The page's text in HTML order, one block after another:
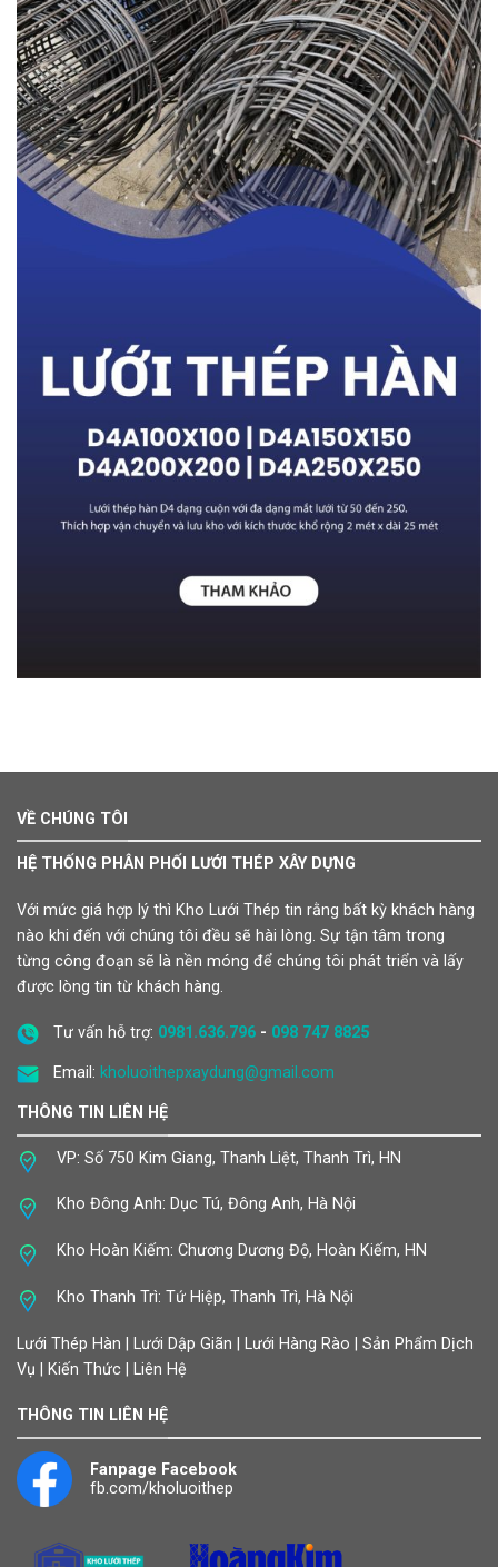
VỀ CHÚNG TÔI
HỆ THỐNG PHÂN PHỐI LƯỚI THÉP XÂY DỰNG
Với mức giá hợp lý thì Kho Lưới Thép tin rằng bất kỳ khách hàng
nào khi đến với chúng tôi đều sẽ hài lòng. Sự tận tâm trong
từng công đoạn sẽ là nền móng để chúng tôi phát triển và lấy
được lòng tin từ khách hàng.
Tư vấn hỗ trợ: 0981.636.796- 098 747 8825
Email: kholuoithepxaydung@gmail.com
THÔNG TIN LIÊN HỆ
VP: Số 750 Kim Giang, Thanh Liệt, Thanh Trì, HN
Kho Đông Anh: Dục Tú, Đông Anh, Hà Nội
Kho Hoàn Kiếm: Chương Dương Độ, Hoàn Kiếm, HN
Kho Thanh Trì: Tứ Hiệp, Thanh Trì, Hà Nội
Lưới Thép Hàn | Lưới Dập Giãn | Lưới Hàng Rào | Sản Phẩm Dịch
Vụ | Kiến Thức | Liên Hệ
THÔNG TIN LIÊN HỆ
Fanpage Facebook
fb.com/kholuoithep